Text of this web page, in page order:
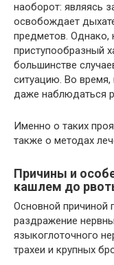
наоборот: являясь
освобождает
предметов. Однако,
приступообразный
большинстве
ситуацию. Во время,
даже наблюдаться
Именно о таких
также о методах
Причины и
кашлем до
Основной причиной
раздражение
языкоглоточного
трахеи и крупных